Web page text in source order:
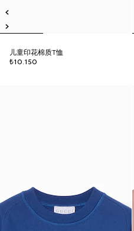
儿童印花棉质T恤
₺10.150